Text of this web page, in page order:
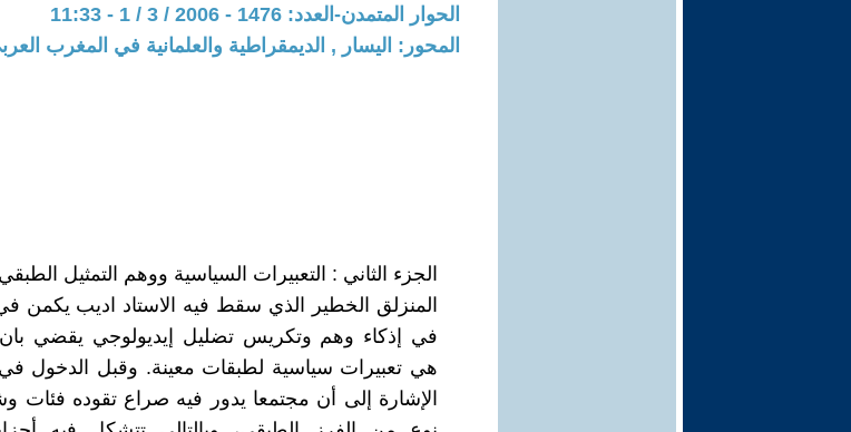
الحوار المتمدن-العدد: 1476 - 2006 / 3 / 1 - 11:33
المحور: اليسار , الديمقراطية والعلمانية في المغرب
الجزء الثاني : التعبيرات السياسية ووهم التمثيل
المنزلق الخطير الذي سقط فيه الاستاد اديب
في إذكاء وهم وتكريس تضليل إيديولوجي يقضي بان
هي تعبيرات سياسية لطبقات معينة. وقبل الدخول
الإشارة إلى أن مجتمعا يدور فيه صراع تقوده فئات